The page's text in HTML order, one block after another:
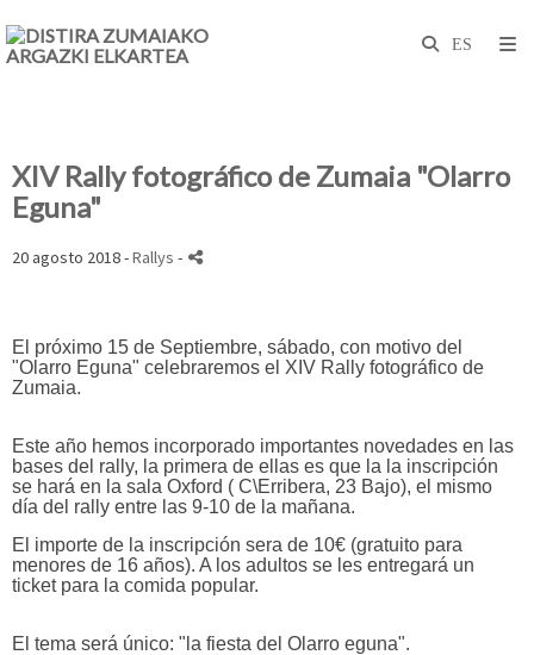
XIV Rally fotográfico de Zumaia "Olarro
Eguna"
20 agosto 2018 -Rallys -
El próximo 15 de Septiembre, sábado, con motivo del
"Olarro Eguna" celebraremos el XIV Rally fotográfico de
Zumaia.
Este año hemos incorporado importantes novedades en las
bases del rally, la primera de ellas es que la la inscripción
se hará en la sala Oxford ( C\Erribera, 23 Bajo), el mismo
día del rally entre las 9-10 de la mañana.
El importe de la inscripción sera de 10€ (gratuito para
menores de 16 años). A los adultos se les entregará un
ticket para la comida popular.
El tema será único: "la fiesta del Olarro eguna".